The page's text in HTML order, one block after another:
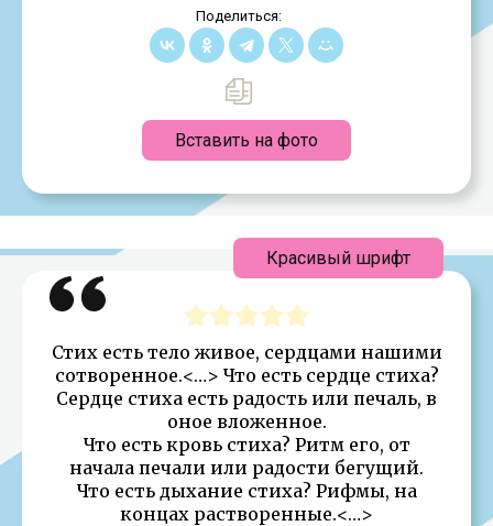
Поделиться:
Вставить на фото
Стих есть тело живое, сердцами нашими
сотворенное.<…> Что есть сердце стиха?
Сердце стиха есть радость или печаль, в
оное вложенное.
Что есть кровь стиха? Ритм его, от
начала печали или радости бегущий.
Что есть дыхание стиха? Рифмы, на
концах растворенные.<…>
Красивый шрифт